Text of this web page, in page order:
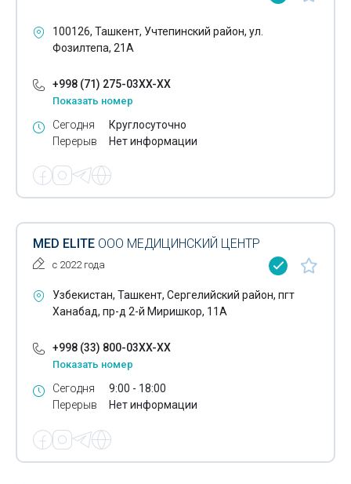
100126, Ташкент, Учтепинский район, ул.
Фозилтепа, 21А
+998 (71) 275-03XX-XX
Показать номер
Сегодня
Перерыв
Круглосуточно
Нет информации
MED ELITE ООО МЕДИЦИНСКИЙ ЦЕНТР
с 2022 года
Узбекистан, Ташкент, Сергелийский район, пгт
Ханабад, пр-д 2-й Миришкор, 11А
+998 (33) 800-03XX-XX
Показать номер
Сегодня
Перерыв
9:00 - 18:00
Нет информации